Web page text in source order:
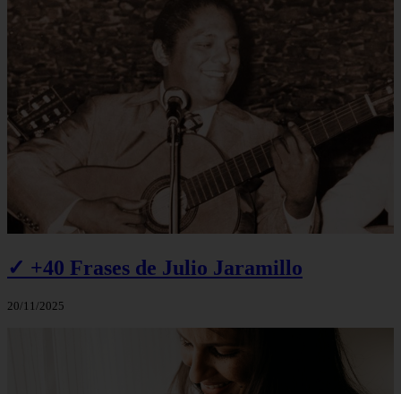
✓ +40 Frases de Julio Jaramillo
20/11/2025